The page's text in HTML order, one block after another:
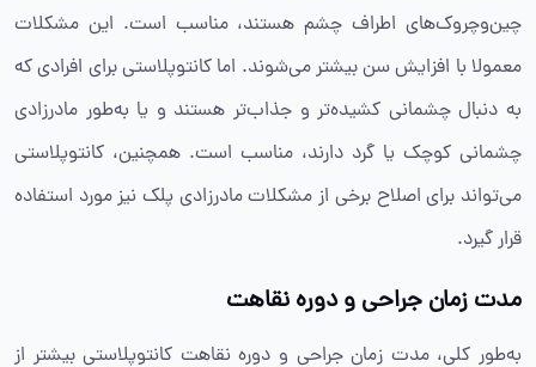
چین‌و‌چروک‌های اطراف چشم هستند، مناسب است. این مشکلات
معمولا با افزایش سن بیشتر می‌شوند. اما کانتوپلاستی برای افرادی که
به دنبال چشمانی کشیده‌تر و جذاب‌تر هستند و یا به‌طور مادرزادی
چشمانی کوچک یا گرد دارند، مناسب است. همچنین، کانتوپلاستی
می‌تواند برای اصلاح برخی از مشکلات مادرزادی پلک نیز مورد استفاده
قرار گیرد.
مدت زمان جراحی و دوره نقاهت
به‌طور کلی، مدت زمان جراحی و دوره نقاهت کانتوپلاستی بیشتر از